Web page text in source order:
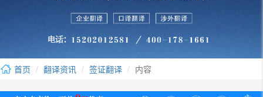
首页 翻译资讯 签证翻译 内容